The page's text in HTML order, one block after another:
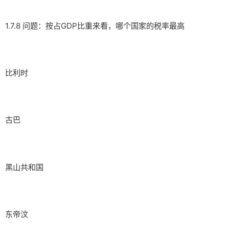
1.7.8 问题：按占GDP比重来看，哪个国家的税率最高
比利时
古巴
黑山共和国
东帝汶